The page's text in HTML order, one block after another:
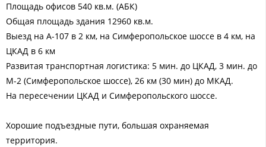
Площадь офисов 540 кв.м. (АБК)
Общая площадь здания 12960 кв.м.
Выезд на А-107 в 2 км, на Симферопольское шоссе в 4 км, на
ЦКАД в 6 км
Развитая транспортная логистика: 5 мин. до ЦКАД, 3 мин. до
М-2 (Симферопольское шоссе), 26 км (30 мин) до МКАД.
На пересечении ЦКАД и Симферопольского шоссе.
Хорошие подъездные пути, большая охраняемая
территория.